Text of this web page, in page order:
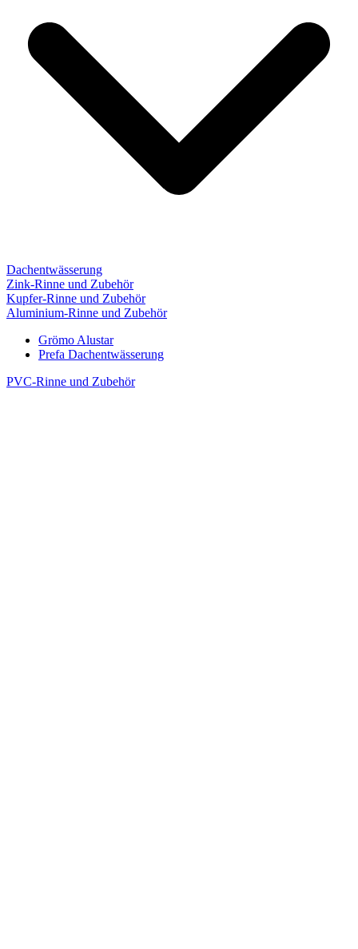
Dachentwässerung
Zink-Rinne und Zubehör
Kupfer-Rinne und Zubehör
Aluminium-Rinne und Zubehör
Grömo Alustar
Prefa Dachentwässerung
PVC-Rinne und Zubehör